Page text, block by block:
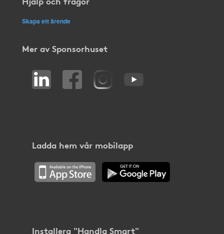
Skapa ett ärende
Mer av Sponsorhuset
Ladda hem vår mobilapp
Installera "Handla Smart"